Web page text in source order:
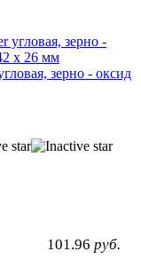
зерно - оксид
101.96 руб.